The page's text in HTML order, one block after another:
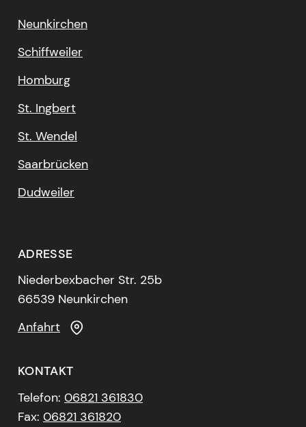
Neunkirchen
Schiffweiler
Homburg
St. Ingbert
St. Wendel
Saarbrücken
Dudweiler
ADRESSE
Niederbexbacher Str. 25b
66539 Neunkirchen
Anfahrt
KONTAKT
Telefon: 06821 361830
Fax: 06821 361820